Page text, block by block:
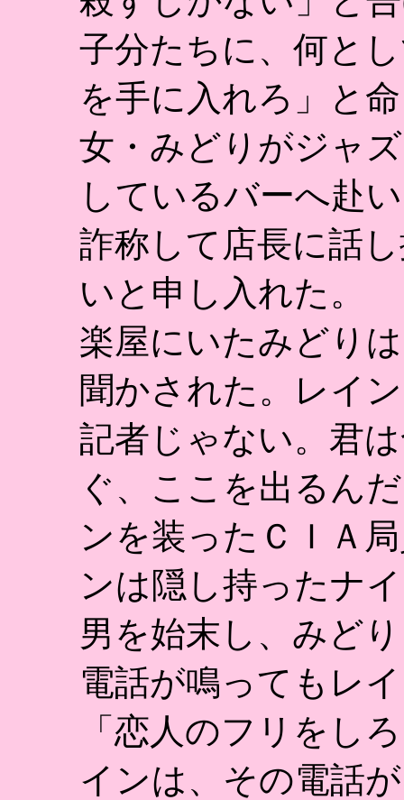
子分たちに、何と
を手に入れろ」と
女・みどりがジャ
しているバーへ赴
詐称して店長に話
いと申し入れた。
楽屋にいたみどり
聞かされた。レイ
記者じゃない。君
ぐ、ここを出るん
ンを装ったＣＩＡ
ンは隠し持ったナ
男を始末し、みど
電話が鳴ってもレ
「恋人のフリをし
インは、その電話